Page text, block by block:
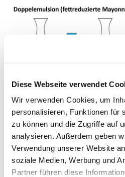
Diese Webseite verwendet
Wir verwenden Cookies, um
personalisieren, Funktionen für
zu können und die Zugriffe auf
analysieren. Außerdem geben
Verwendung unserer Website
soziale Medien, Werbung und
Partner führen diese